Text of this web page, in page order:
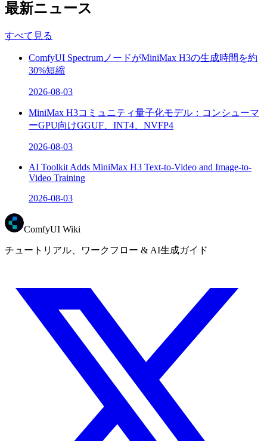
最新ニュース
すべて見る
ComfyUI SpectrumノードがMiniMax H3の生成時間を約
30%短縮
2026-08-03
MiniMax H3コミュニティ量子化モデル：コンシューマ
ーGPU向けGGUF、INT4、NVFP4
2026-08-03
AI Toolkit Adds MiniMax H3 Text-to-Video and Image-to-
Video Training
2026-08-03
ComfyUI Wiki
チュートリアル、ワークフロー & AI生成ガイド